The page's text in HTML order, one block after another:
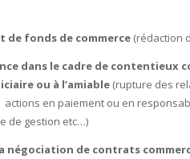
de fonds de commerce (rédaction
dans le cadre de contentieux
ou à l’amiable (rupture des
actions en paiement ou en
de gestion etc…)
négociation de contrats